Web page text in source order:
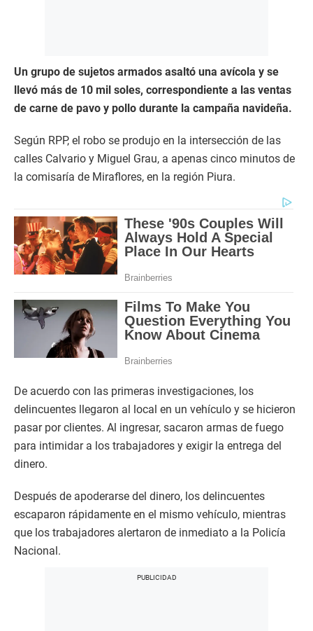
Un grupo de sujetos armados asaltó una avícola y se
llevó más de 10 mil soles, correspondiente a las ventas
de carne de pavo y pollo durante la campaña navideña.
Según RPP, el robo se produjo en la intersección de las
calles Calvario y Miguel Grau, a apenas cinco minutos de
la comisaría de Miraflores, en la región Piura.
De acuerdo con las primeras investigaciones, los
delincuentes llegaron al local en un vehículo y se hicieron
pasar por clientes. Al ingresar, sacaron armas de fuego
para intimidar a los trabajadores y exigir la entrega del
dinero.
Después de apoderarse del dinero, los delincuentes
escaparon rápidamente en el mismo vehículo, mientras
que los trabajadores alertaron de inmediato a la Policía
Nacional.